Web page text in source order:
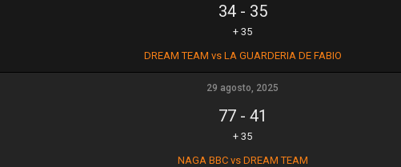
34- 35
+ 35
DREAM TEAM vs LA GUARDERIA DE FABIO
29 agosto, 2025
77- 41
+ 35
NAGA BBC vs DREAM TEAM